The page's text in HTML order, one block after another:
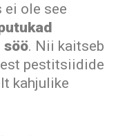
ei ole see
söö. Nii kaitseb
pestitsiidide
kahjulike